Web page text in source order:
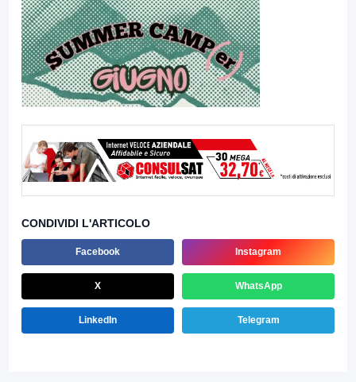
CONDIVIDI L'ARTICOLO
Facebook Instagram
X WhatsApp
LinkedIn Telegram